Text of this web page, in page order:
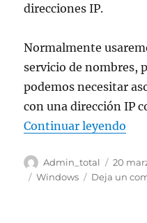
direcciones IP.
Normalmente
servicio de nombres,
podemos necesitar
con una dirección IP
Continuar leyendo
Autor
Admin_total
el
20
Etiquetas
Windows Deja un